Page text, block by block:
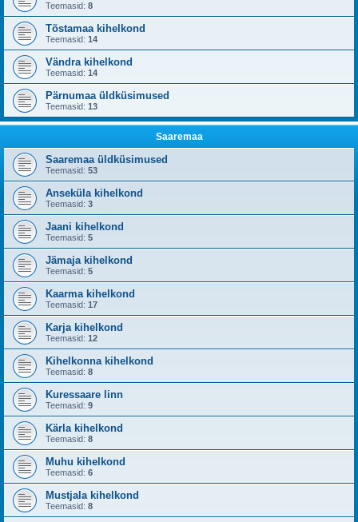
Teemasid: 8
Tõstamaa kihelkond
Teemasid: 14
Vändra kihelkond
Teemasid: 14
Pärnumaa üldküsimused
Teemasid: 13
Saaremaa
Saaremaa üldküsimused
Teemasid: 53
Anseküla kihelkond
Teemasid: 3
Jaani kihelkond
Teemasid: 5
Jämaja kihelkond
Teemasid: 5
Kaarma kihelkond
Teemasid: 17
Karja kihelkond
Teemasid: 12
Kihelkonna kihelkond
Teemasid: 8
Kuressaare linn
Teemasid: 9
Kärla kihelkond
Teemasid: 8
Muhu kihelkond
Teemasid: 6
Mustjala kihelkond
Teemasid: 8